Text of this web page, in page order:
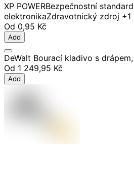
XP POWERBezpečnostní
elektronikaZdravotnický zdroj +1
Od 0,95 Kč
Add
DeWalt Bourací kladivo s
Od 1 249,95 Kč
Add